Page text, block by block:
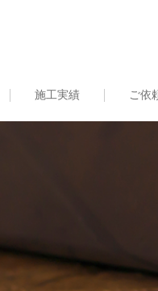
施工実績 ご依